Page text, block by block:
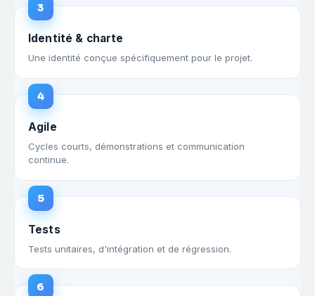
3
Identité & charte
Une identité conçue spécifiquement pour le projet.
4
Agile
Cycles courts, démonstrations et communication
continue.
5
Tests
Tests unitaires, d'intégration et de régression.
6